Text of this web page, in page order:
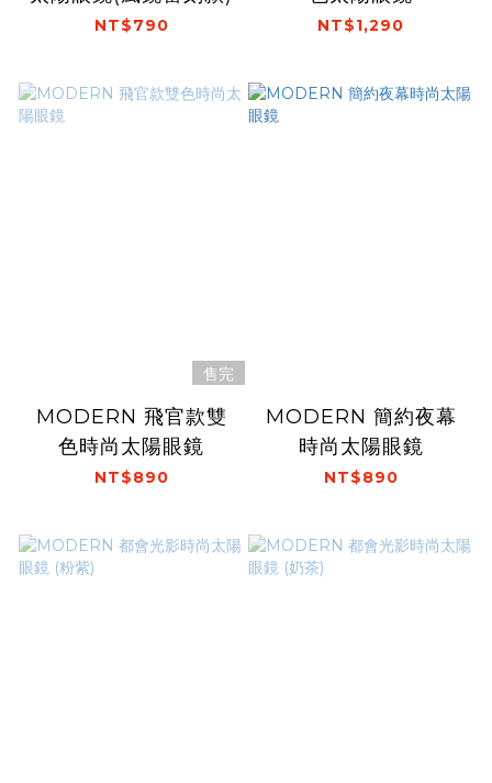
NT$790 NT$1,290
售完
MODERN 飛官款雙
色時尚太陽眼鏡
NT$890
MODERN 簡約夜幕
時尚太陽眼鏡
NT$890